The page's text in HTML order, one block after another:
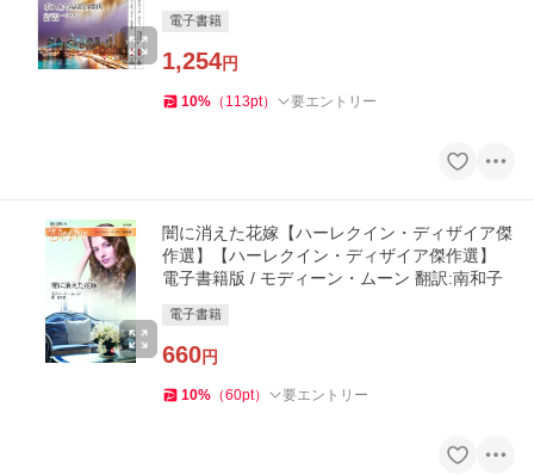
電子書籍
1,254円
10% （ 113pt） 要エントリー
闇に消えた花嫁【ハーレクイン・ディザイア傑
作選】【ハーレクイン・ディザイア傑作選】
電子書籍版 / モディーン・ムーン 翻訳:南和子
電子書籍
660円
10% （60pt） 要エントリー